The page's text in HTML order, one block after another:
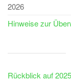
2026
Hinweise zur
Rückblick auf 2025